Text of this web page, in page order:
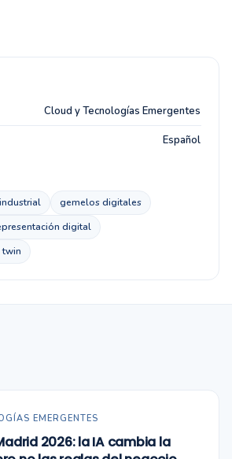
Cloud y Tecnologías Emergentes
Español
gemelos digitales
digital
EMERGENTES
2026: la IA cambia la